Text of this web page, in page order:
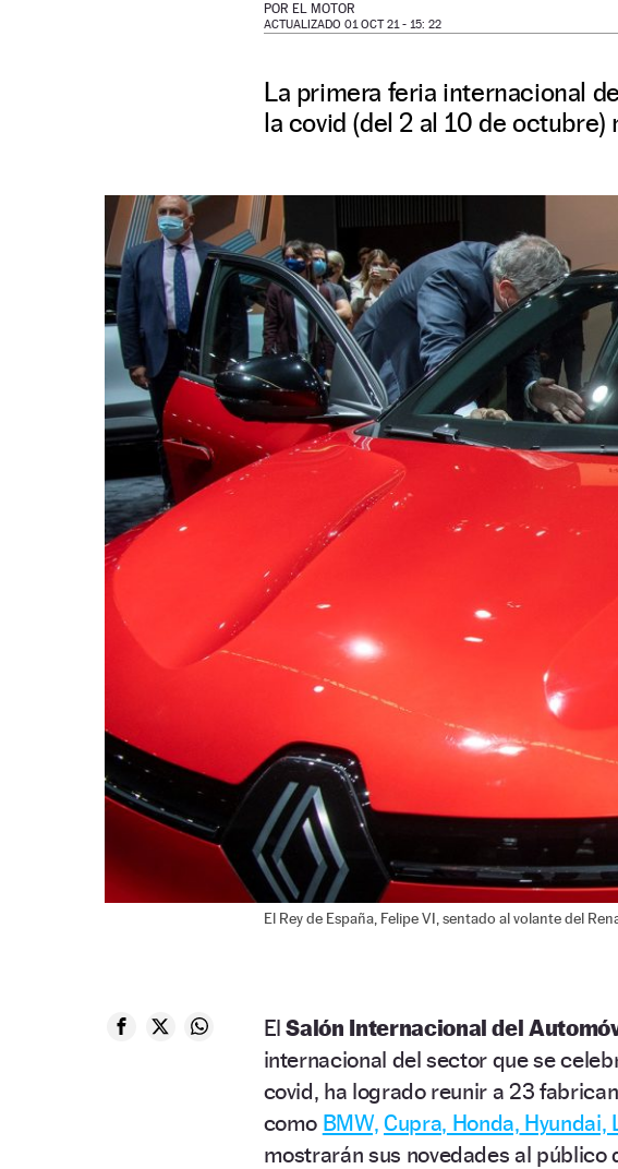
POR EL MOTOR
ACTUALIZADO 01 OCT 21 - 15: 22
La primera feria internacional
la covid (del 2 al 10 de
El Rey de España, Felipe VI, sentado al volante del
ElSalón Internacional del
internacional del sector que se
covid, ha logrado reunir a 23
como BMW, Cupra, Honda, Hyundai,
mostrarán sus novedades al público